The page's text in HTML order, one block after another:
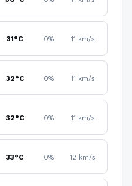
31°C 0% 11 km/s
32°C 0% 11 km/s
32°C 0% 11 km/s
33°C 0% 12 km/s